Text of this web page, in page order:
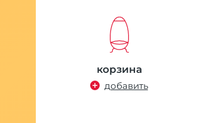
корзина
добавить